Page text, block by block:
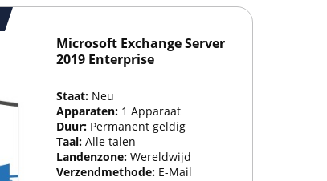
Microsoft Exchange Server
2019 Enterprise
Staat: Neu
Apparaten: 1 Apparaat
Duur: Permanent geldig
Taal:Alle talen
Landenzone:Wereldwijd
Verzendmethode: E-Mail